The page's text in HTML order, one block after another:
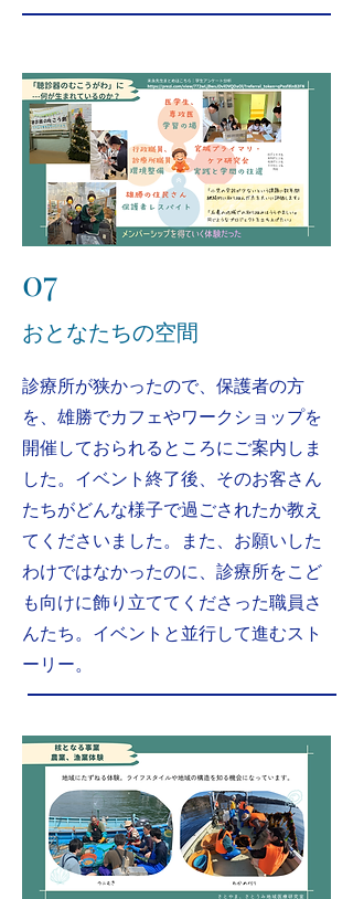
07
​おとなたちの空間
​診療所が狭かったので、保護者の方
を、雄勝でカフェやワークショップを
開催しておられるところにご案内しま
した。イベント終了後、そのお客さん
たちがどんな様子で過ごされたか教え
てくださいました。また、お願いした
わけではなかったのに、診療所をこど
も向けに飾り立ててくださった職員さ
んたち。イベントと並行して進むスト
ーリー。